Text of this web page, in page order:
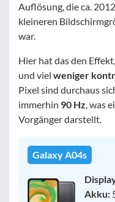
Auflösung, die ca.
kleineren
war.
Hier hat das den
und viel weniger
Pixel sind durchaus
immerhin 90 Hz, was
Vorgänger darstellt.
Galaxy A04s
Akku: